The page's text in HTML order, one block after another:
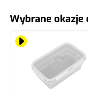
Wybrane okazje